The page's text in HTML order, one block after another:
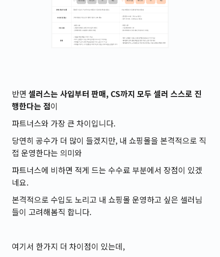
반면 셀러스는 사입부터 판매, CS까지 모두 셀러 스스로 진
행한다는 점이
파트너스와 가장 큰 차이입니다.
당연히 공수가 더 많이 들겠지만, 내 쇼핑몰을 본격적으로 직
접 운영한다는 의미와
파트너스에 비하면 적게 드는 수수료 부분에서 장점이 있겠
네요.
본격적으로 수입도 노리고 내 쇼핑몰 운영하고 싶은 셀러님
들이 고려해봄직 합니다.
여기서 한가지 더 차이점이 있는데,